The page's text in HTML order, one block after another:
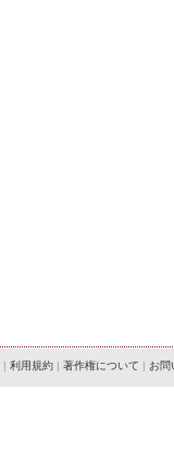
| 利用規約 | 著作権について | お問